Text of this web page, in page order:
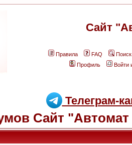
Сайт
Правила FAQ
Поиск
Профиль
Войти
Телеграм-
Сайт "Автомат